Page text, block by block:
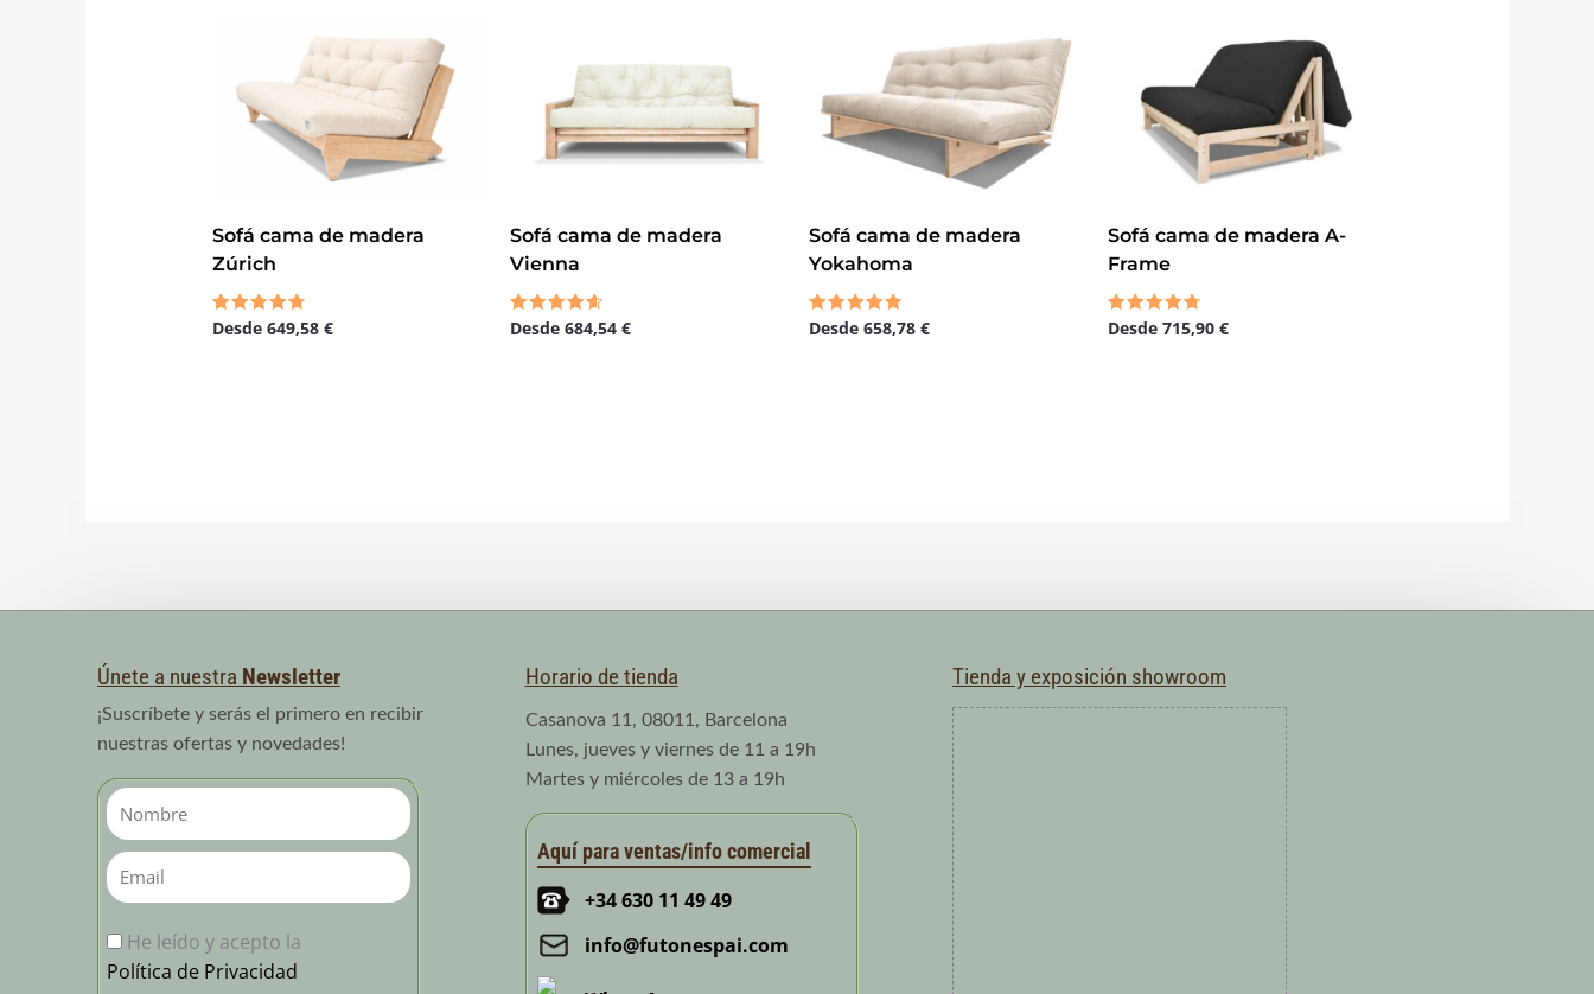
Sofá cama de madera
Zúrich
Valorado
Desde 649,58 €
Sofá cama de madera
Vienna
Valorado
Desde684,54€
Sofá cama de madera
Yokahoma
Valorado
Desde 658,78 €
Sofá cama de madera A-
Frame
Valorado
Desde 715,90 €
Únete a nuestra Newsletter
¡Suscríbete y serás el primero en recibir
nuestras ofertas y novedades!
Nombre
Email
He leído y acepto la
Política de Privacidad
Horario de tienda
Casanova 11, 08011, Barcelona
Lunes, jueves y viernes de 11 a 19h
Martes y miércoles de 13 a 19h
Aquí para ventas/info comercial
+34 630 11 49 49
info@futonespai.com
Tienda y exposición showroom